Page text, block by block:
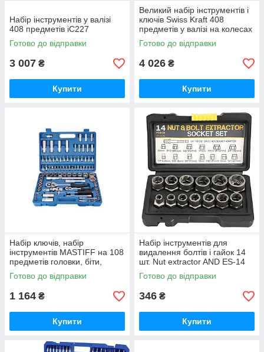
Набір інструментів у валізі
408 предметів iC227
Готово до відправки
3 007 ₴
Купити
Великий набір інструментів і
ключів Swiss Kraft 408
предметів у валізі на колесах
Інструменти для дому iC227
Готово до відправки
4 026 ₴
Купити
Набір ключів, набір
інструментів MASTIFF на 108
предметів головки, біти,
викрутка, тріскачка,
подовжувач iC227
Готово до відправки
1 164 ₴
Купити
Набір інструментів для
видалення болтів і гайок 14
шт. Nut extractor AND ES-14
iC227
Готово до відправки
346 ₴
Купити